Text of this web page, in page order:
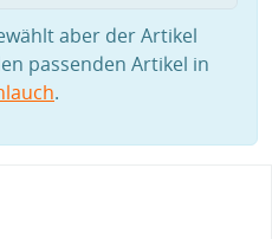
aber der Artikel
passenden Artikel in
.